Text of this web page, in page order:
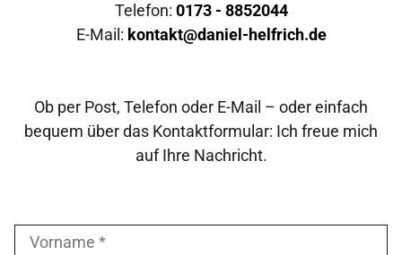
Telefon: 0173 - 8852044
E-Mail: kontakt@daniel-helfrich.de
Ob per Post, Telefon oder E-Mail – oder einfach
bequem über das Kontaktformular: Ich freue mich
auf Ihre Nachricht.
Kontaktformular:
FirstName